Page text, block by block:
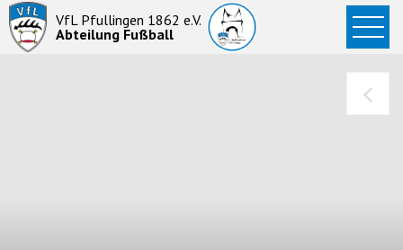
VfL Pfullingen 1862 e.V.
Abteilung Fußball
Startseite
News